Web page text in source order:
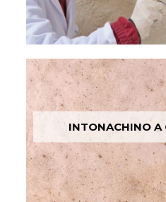
INTONACHINO A